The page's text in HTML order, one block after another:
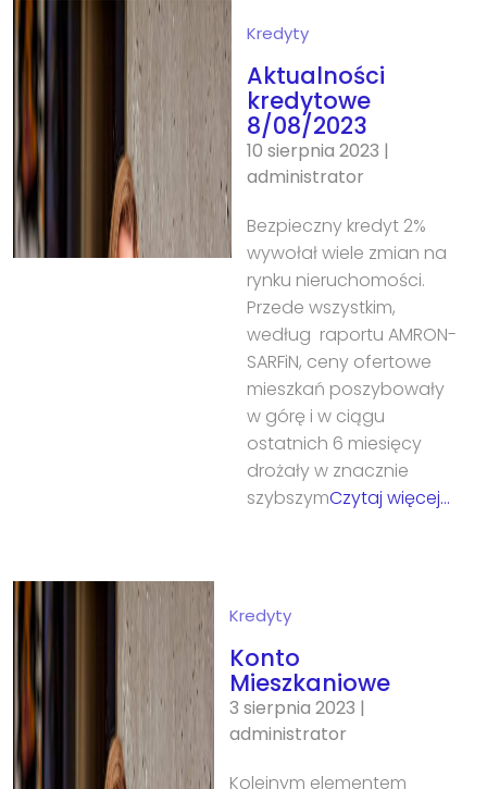
Kredyty
Aktualności
kredytowe
8/08/2023
10 sierpnia 2023 |
administrator
Bezpieczny kredyt 2%
wywołał wiele zmian na
rynku nieruchomości.
Przede wszystkim,
według raportu AMRON-
SARFiN, ceny ofertowe
mieszkań poszybowały
w górę i w ciągu
ostatnich 6 miesięcy
drożały w znacznie
szybszymCzytaj więcej…
Kredyty
Konto
Mieszkaniowe
3 sierpnia 2023 |
administrator
Kolejnym elementem